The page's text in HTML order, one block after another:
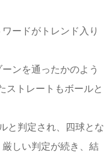
ードがトレンド入り
ンを通ったかのよう
ストレートもボールと
と判定され、四球とな
しい判定が続き、結